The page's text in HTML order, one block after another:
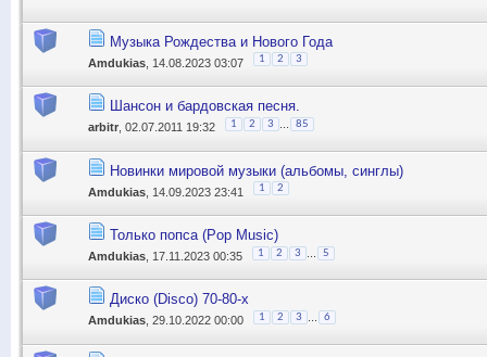
Музыка Рождества и Нового Года
Amdukias , 14.08.2023 03:07 1 2 3
Шансон и бардовская песня.
arbitr , 02.07.2011 19:32 1 2 3 85
Новинки мировой музыки (альбомы, синглы)
Amdukias , 14.09.2023 23:41 1 2
Только попса (Pop Music)
Amdukias , 17.11.2023 00:35 1 2 3 5
Диско (Disco) 70-80-х
Amdukias , 29.10.2022 00:00 1 2 3 6